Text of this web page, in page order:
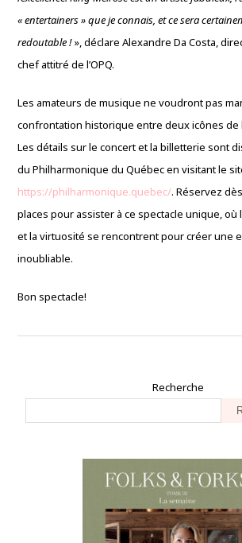
« entertainers » que je connais, et ce sera
redoutable !», déclare Alexandre Da Costa,
chef attitré de l’OPQ.
Les amateurs de musique ne voudront pas
confrontation historique entre deux icônes de
Les détails sur le concert et la billetterie sont
du Philharmonique du Québec en visitant le
https://philharmonique.quebec/. Réservez
places pour assister à ce spectacle unique, où
et la virtuosité se rencontrent pour créer une
inoubliable.
Bon spectacle!
Recherche